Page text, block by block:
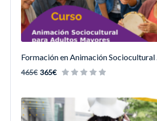
Formación en Animación Sociocultural ...
465€ 365€